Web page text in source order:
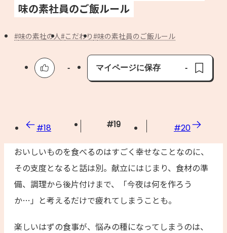
よくあるお問い合わせ
お買い物
AJINOMOTO PARK とは
味の素社員のご飯ルール
味の素社の人 こだわり 味の素社員のご飯ルール
-
マイページに保存
保存済み
-
#18 #19 #20
おいしいものを食べるのはすごく幸せなことなのに、
その支度となると話は別。献立にはじまり、食材の準
備、調理から後片付けまで、「今夜は何を作ろう
か…」と考えるだけで疲れてしまうことも。
楽しいはずの食事が、悩みの種になってしまうのは、